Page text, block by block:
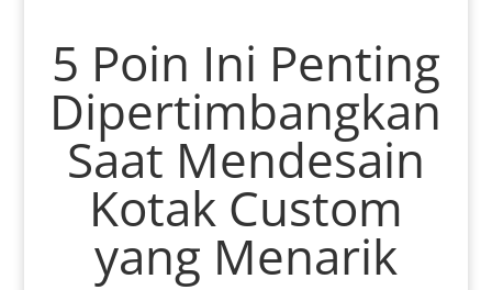
5 Poin Ini Penting
Dipertimbangkan
Saat Mendesain
Kotak Custom
yang Menarik